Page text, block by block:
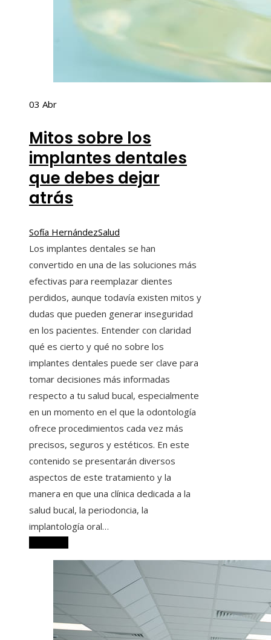
03 Abr
Mitos sobre los
implantes dentales
que debes dejar
atrás
Sofía HernándezSalud
Los implantes dentales se han
convertido en una de las soluciones más
efectivas para reemplazar dientes
perdidos, aunque todavía existen mitos y
dudas que pueden generar inseguridad
en los pacientes. Entender con claridad
qué es cierto y qué no sobre los
implantes dentales puede ser clave para
tomar decisiones más informadas
respecto a tu salud bucal, especialmente
en un momento en el que la odontología
ofrece procedimientos cada vez más
precisos, seguros y estéticos. En este
contenido se presentarán diversos
aspectos de este tratamiento y la
manera en que una clínica dedicada a la
salud bucal, la periodoncia, la
implantología oral…